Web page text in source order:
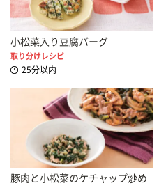
小松菜入り豆腐バーグ
取り分けレシピ
25分以内
豚肉と小松菜のケチャップ炒め